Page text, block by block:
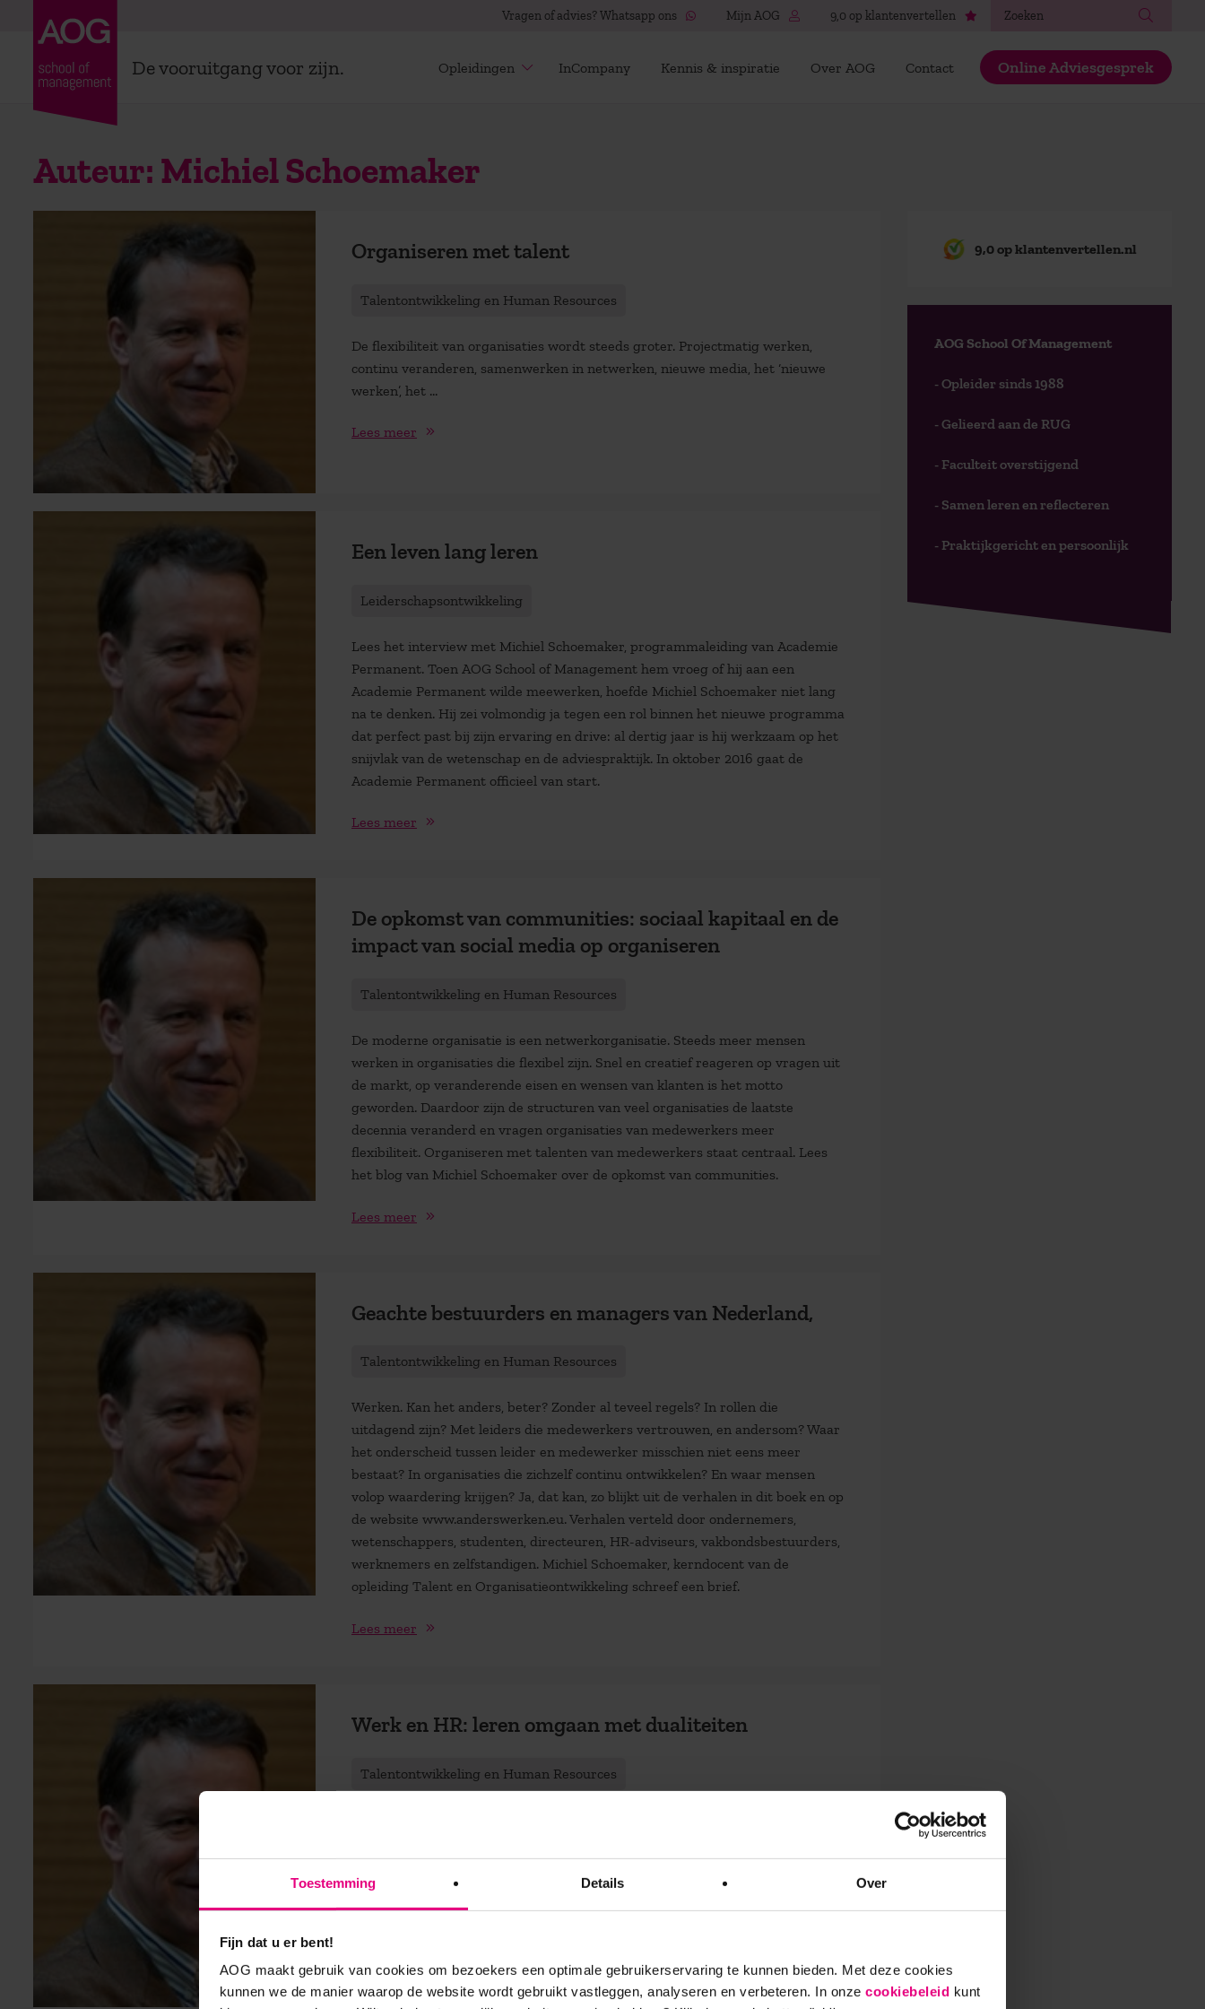
Toestemming Details Over
Fijn dat u er bent!
AOG maakt gebruik van cookies om bezoekers een optimale gebruikerservaring te kunnen bieden. Met deze cookies
kunnen we de manier waarop de website wordt gebruikt vastleggen, analyseren en verbeteren. In onze cookiebeleid kunt
Vragen of advies? Whatsapp ons Mijn AOG 9,0 op klantenvertellen
De vooruitgang voor zijn. Opleidingen InCompany Kennis & inspiratie Over AOG Contact Online Adviesgesprek
Auteur: Michiel Schoemaker
Organiseren met talent
Talentontwikkeling en Human Resources
De flexibiliteit van organisaties wordt steeds groter. Projectmatig werken,
continu veranderen, samenwerken in netwerken, nieuwe media, het ‘nieuwe
werken’, het ...
Lees meer
Een leven lang leren
Leiderschapsontwikkeling
Lees het interview met Michiel Schoemaker, programmaleiding van Academie
Permanent. Toen AOG School of Management hem vroeg of hij aan een
Academie Permanent wilde meewerken, hoefde Michiel Schoemaker niet lang
na te denken. Hij zei volmondig ja tegen een rol binnen het nieuwe programma
dat perfect past bij zijn ervaring en drive: al dertig jaar is hij werkzaam op het
snijvlak van de wetenschap en de adviespraktijk. In oktober 2016 gaat de
Academie Permanent officieel van start.
Lees meer
De opkomst van communities: sociaal kapitaal en de
impact van social media op organiseren
Talentontwikkeling en Human Resources
De moderne organisatie is een netwerkorganisatie. Steeds meer mensen
werken in organisaties die flexibel zijn. Snel en creatief reageren op vragen uit
de markt, op veranderende eisen en wensen van klanten is het motto
geworden. Daardoor zijn de structuren van veel organisaties de laatste
decennia veranderd en vragen organisaties van medewerkers meer
flexibiliteit. Organiseren met talenten van medewerkers staat centraal. Lees
het blog van Michiel Schoemaker over de opkomst van communities.
Lees meer
Geachte bestuurders en managers van Nederland,
Talentontwikkeling en Human Resources
Werken. Kan het anders, beter? Zonder al teveel regels? In rollen die
uitdagend zijn? Met leiders die medewerkers vertrouwen, en andersom? Waar
het onderscheid tussen leider en medewerker misschien niet eens meer
bestaat? In organisaties die zichzelf continu ontwikkelen? En waar mensen
volop waardering krijgen? Ja, dat kan, zo blijkt uit de verhalen in dit boek en op
de website www.anderswerken.eu. Verhalen verteld door ondernemers,
wetenschappers, studenten, directeuren, HR-adviseurs, vakbondsbestuurders,
werknemers en zelfstandigen. Michiel Schoemaker, kerndocent van de
opleiding Talent en Organisatieontwikkeling schreef een brief.
Lees meer
Werk en HR: leren omgaan met dualiteiten
Talentontwikkeling en Human Resources
opbrengsten. Instrumenten om de performance van mensen te sturen zijn
talrijk, net als de mogelijkheden om de inzet en prestatie van medewerkers te
monitoren. Aan de andere kant is er het inzicht dat mensen in organisaties
zelfsturing en werken met sociaal kapitaal zijn hier de (nieuwe) trefwoorden.
9,0 op klantenvertellen.nl
AOG School Of Management
- Opleider sinds 1988
- Gelieerd aan de RUG
- Faculteit overstijgend
- Samen leren en reflecteren
- Praktijkgericht en persoonlijk